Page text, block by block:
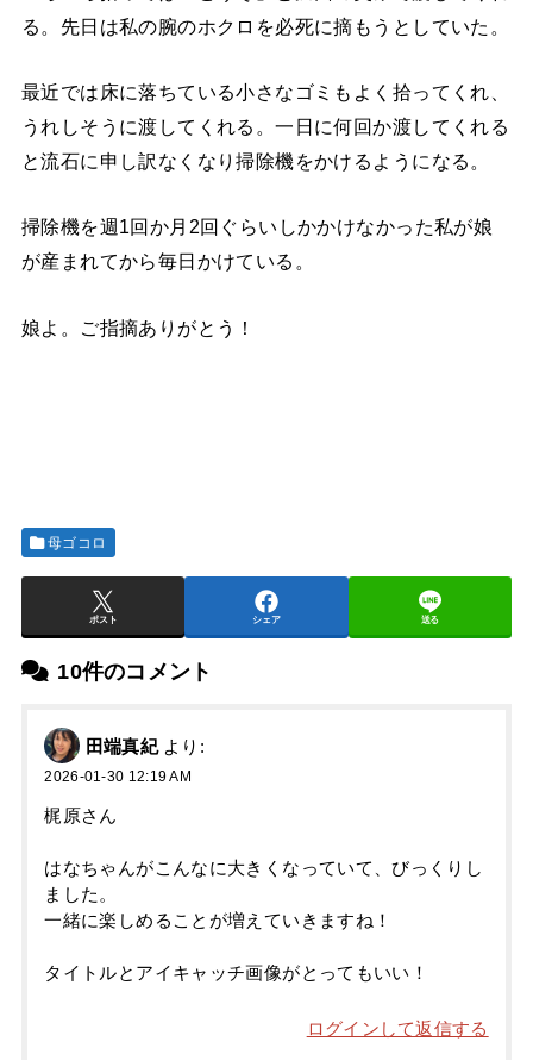
る。先日は私の腕のホクロを必死に摘もうとしていた。
最近では床に落ちている小さなゴミもよく拾ってくれ、
うれしそうに渡してくれる。一日に何回か渡してくれる
と流石に申し訳なくなり掃除機をかけるようになる。
掃除機を週1回か月2回ぐらいしかかけなかった私が娘
が産まれてから毎日かけている。
娘よ。ご指摘ありがとう！
母ゴコロ
ポスト シェア 送る
10件のコメント
田端真紀 より:
2026-01-30 12:19 AM
梶原さん
はなちゃんがこんなに大きくなっていて、びっくりし
ました。
一緒に楽しめることが増えていきますね！
タイトルとアイキャッチ画像がとってもいい！
ログインして返信する